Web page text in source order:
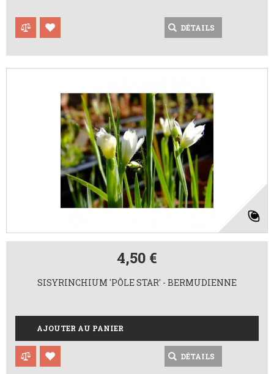
DÉTAILS
4,50 €
SISYRINCHIUM 'PÔLE STAR' - BERMUDIENNE
AJOUTER AU PANIER
DÉTAILS